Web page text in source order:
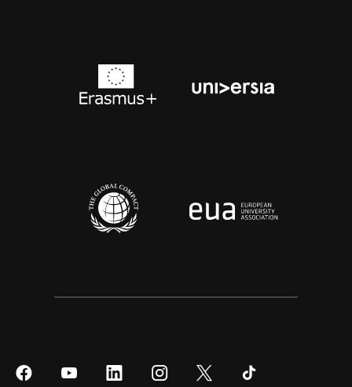
SíguenosSíguenos
SíguenosSíguenos
Síguenos